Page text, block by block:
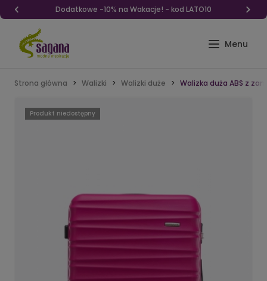
Dodatkowe -10% na Wakacje! - kod LATO10
Strona główna Walizki Walizki duże Walizka duża ABS z
Produkt niedostępny